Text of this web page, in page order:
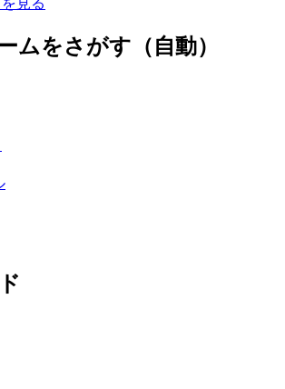
ムをさがす（自動）